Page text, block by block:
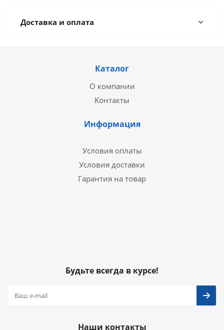
Доставка и оплата
Каталог
О компании
Контакты
Информация
Условия оплаты
Условия доставки
Гарантия на товар
Будьте всегда в курсе!
Наши контакты